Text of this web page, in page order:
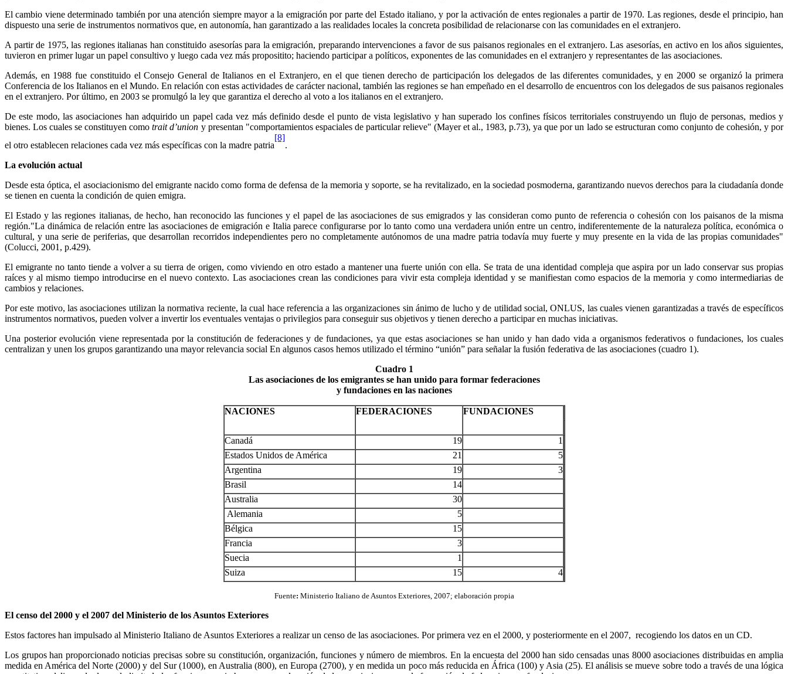
El cambio viene determinado también por una atención siempre mayor a la emigración por parte del Estado italiano, y por la activación de entes regionales a partir de 1970. Las regiones, desde el principio, han
dispuesto una serie de instrumentos normativos que, en autonomía, han garantizado a las realidades locales la concreta posibilidad de relacionarse con las comunidades en el extranjero.
A partir de 1975, las regiones italianas han constituido asesorías para la emigración, preparando intervenciones a favor de sus paisanos regionales en el extranjero. Las asesorías, en activo en los años siguientes,
tuvieron en primer lugar un papel consultivo y luego cada vez más propositito; haciendo participar a políticos, exponentes de las comunidades en el extranjero y representantes de las asociaciones.
Además, en 1988 fue constituido el Consejo General de Italianos en el Extranjero, en el que tienen derecho de participación los delegados de las diferentes comunidades, y en 2000 se organizó la primera
Conferencia de los Italianos en el Mundo. En relación con estas actividades de carácter nacional, también las regiones se han empeñado en el desarrollo de encuentros con los delegados de sus paisanos regionales
en el extranjero. Por último, en 2003 se promulgó la ley que garantiza el derecho al voto a los italianos en el extranjero.
De este modo, las asociaciones han adquirido un papel cada vez más definido desde el punto de vista legislativo y han superado los confines físicos territoriales construyendo un flujo de personas, medios y
bienes. Los cuales se constituyen comotrait d’union y presentan "comportamientos espaciales de particular relieve" (Mayer et al., 1983, p.73), ya que por un lado se estructuran como conjunto de cohesión, y por
el otro establecen relaciones cada vez más específicas con la madre patria
[8]
.
La evolución actual
Desde esta óptica, el asociacionismo del emigrante nacido como forma de defensa de la memoria y soporte, se ha revitalizado, en la sociedad posmoderna, garantizando nuevos derechos para la ciudadanía donde
se tienen en cuenta la condición de quien emigra.
El Estado y las regiones italianas, de hecho, han reconocido las funciones y el papel de las asociaciones de sus emigrados y las consideran como punto de referencia o cohesión con los paisanos de la misma
región."La dinámica de relación entre las asociaciones de emigración e Italia parece configurarse por lo tanto como una verdadera unión entre un centro, indiferentemente de la naturaleza política, económica o
cultural, y una serie de periferias, que desarrollan recorridos independientes pero no completamente autónomos de una madre patria todavía muy fuerte y muy presente en la vida de las propias comunidades"
(Colucci, 2001, p.429).
El emigrante no tanto tiende a volver a su tierra de origen, como viviendo en otro estado a mantener una fuerte unión con ella. Se trata de una identidad compleja que aspira por un lado conservar sus propias
raíces y al mismo tiempo introducirse en el nuevo contexto. Las asociaciones crean las condiciones para vivir esta compleja identidad y se manifiestan como espacios de la memoria y como intermediarias de
cambios y relaciones.
Por este motivo, las asociaciones utilizan la normativa reciente, la cual hace referencia a las organizaciones sin ánimo de lucho y de utilidad social, ONLUS, las cuales vienen garantizadas a través de específicos
instrumentos normativos, pueden volver a invertir los eventuales ventajas o privilegios para conseguir sus objetivos y tienen derecho a participar en muchas iniciativas.
Una posterior evolución viene representada por la constitución de federaciones y de fundaciones, ya que estas asociaciones se han unido y han dado vida a organismos federativos o fundaciones, los cuales
centralizan y unen los grupos garantizando una mayor relevancia social En algunos casos hemos utilizado el término “unión” para señalar la fusión federativa de las asociaciones (cuadro 1).
Cuadro 1
Las asociaciones de los emigrantes se han unido para formar federaciones
y fundaciones en las naciones
NACIONES FEDERACIONES FUNDACIONES
Canadá 19
1
Estados Unidos de América
21
5
Argentina
19
3
Brasil
14
Australia
30
Alemania
5
Bélgica
15
Francia
3
Suecia
1
Suiza
15 4
Fuente: Ministerio Italiano de Asuntos Exteriores, 2007; elaboración propia
El censo del 2000 y el 2007 del Ministerio de los Asuntos Exteriores
Estos factores han impulsado al Ministerio Italiano de Asuntos Exteriores a realizar un censo de las asociaciones. Por primera vez en el 2000, y posteriormente en el 2007, recogiendo los datos en un CD.
Los grupos han proporcionado noticias precisas sobre su constitución, organización, funciones y número de miembros. En la encuesta del 2000 han sido censadas unas 8000 asociaciones distribuidas en amplia
medida en América del Norte (2000) y del Sur (1000), en Australia (800), en Europa (2700), y en medida un poco más reducida en África (100) y Asia (25). El análisis se mueve sobre todo a través de una lógica